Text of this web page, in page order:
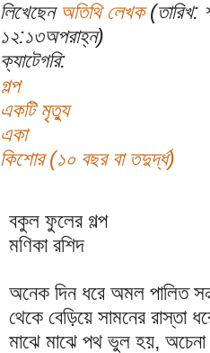
লিখেছেন অতিথি লেখক(তারিখ:
১২:১৩অপরাহ্ন)
ক্যাটেগরি:
গল্প
একটি মৃত্যু
একা
কিশোর (১০ বছর বা তদুর্দ্ধ)
বকুল ফুলের গল্প
মণিকা রশিদ
অনেক দিন ধরে অমল পালিত
থেকে বেড়িয়ে সামনের রাস্তা
মাঝে মাঝে পথ ভুল হয়, অচেনা